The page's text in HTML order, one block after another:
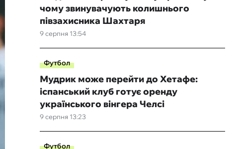
9 серпня 13:54
чому звинувачують колишнього
півзахисника Шахтаря
Футбол
9 серпня 13:23
Мудрик може перейти до Хетафе:
іспанський клуб готує оренду
українського вінгера Челсі
Футбол